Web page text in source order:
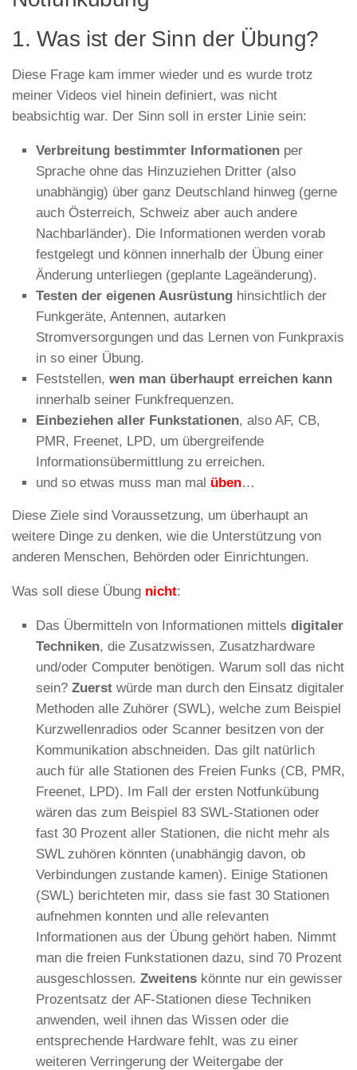
1. Was ist der Sinn der Übung?
Diese Frage kam immer wieder und es wurde trotz
meiner Videos viel hinein definiert, was nicht
beabsichtig war. Der Sinn soll in erster Linie sein:
Verbreitung bestimmter Informationen per
Sprache ohne das Hinzuziehen Dritter (also
unabhängig) über ganz Deutschland hinweg (gerne
auch Österreich, Schweiz aber auch andere
Nachbarländer). Die Informationen werden vorab
festgelegt und können innerhalb der Übung einer
Änderung unterliegen (geplante Lageänderung).
Testen der eigenen Ausrüstung hinsichtlich der
Funkgeräte, Antennen, autarken
Stromversorgungen und das Lernen von Funkpraxis
in so einer Übung.
Feststellen, wen man überhaupt erreichen kann
innerhalb seiner Funkfrequenzen.
Einbeziehen aller Funkstationen, also AF, CB,
PMR, Freenet, LPD, um übergreifende
Informationsübermittlung zu erreichen.
und so etwas muss man mal üben…
Diese Ziele sind Voraussetzung, um überhaupt an
weitere Dinge zu denken, wie die Unterstützung von
anderen Menschen, Behörden oder Einrichtungen.
Was soll diese Übung nicht:
Das Übermitteln von Informationen mittels digitaler
Techniken, die Zusatzwissen, Zusatzhardware
und/oder Computer benötigen. Warum soll das nicht
sein? Zuerst würde man durch den Einsatz digitaler
Methoden alle Zuhörer (SWL), welche zum Beispiel
Kurzwellenradios oder Scanner besitzen von der
Kommunikation abschneiden. Das gilt natürlich
auch für alle Stationen des Freien Funks (CB, PMR,
Freenet, LPD). Im Fall der ersten Notfunkübung
wären das zum Beispiel 83 SWL-Stationen oder
fast 30 Prozent aller Stationen, die nicht mehr als
SWL zuhören könnten (unabhängig davon, ob
Verbindungen zustande kamen). Einige Stationen
(SWL) berichteten mir, dass sie fast 30 Stationen
aufnehmen konnten und alle relevanten
Informationen aus der Übung gehört haben. Nimmt
man die freien Funkstationen dazu, sind 70 Prozent
ausgeschlossen. Zweitens könnte nur ein gewisser
Prozentsatz der AF-Stationen diese Techniken
anwenden, weil ihnen das Wissen oder die
entsprechende Hardware fehlt, was zu einer
weiteren Verringerung der Weitergabe der